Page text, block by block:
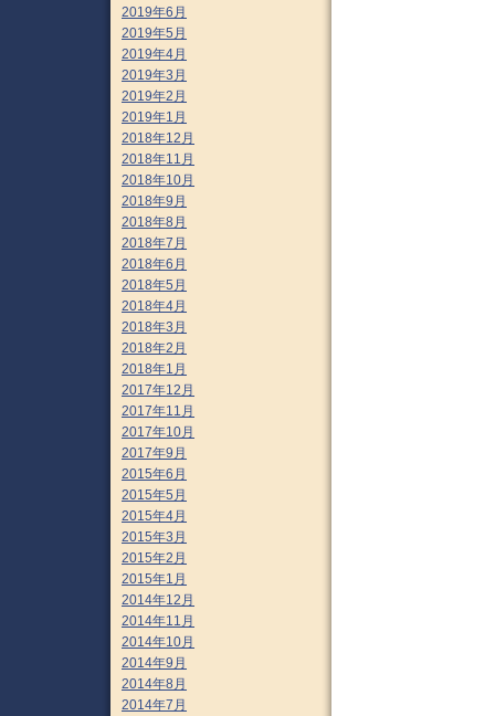
2019年6月
2019年5月
2019年4月
2019年3月
2019年2月
2019年1月
2018年12月
2018年11月
2018年10月
2018年9月
2018年8月
2018年7月
2018年6月
2018年5月
2018年4月
2018年3月
2018年2月
2018年1月
2017年12月
2017年11月
2017年10月
2017年9月
2015年6月
2015年5月
2015年4月
2015年3月
2015年2月
2015年1月
2014年12月
2014年11月
2014年10月
2014年9月
2014年8月
2014年7月